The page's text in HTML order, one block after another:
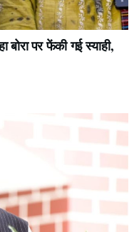
बोरा पर फेंकी गई स्याही,